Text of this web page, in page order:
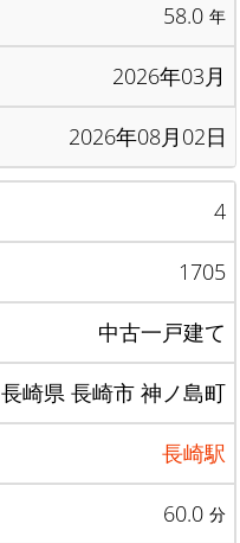
58.0 年
2026年03月
2026年08月02日
4
1705
中古一戸建て
長崎県 長崎市 神ノ島町
長崎駅
60.0 分